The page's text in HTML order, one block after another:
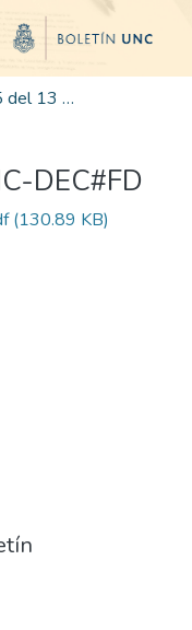
Edición 033/2025 del 13 de agosto de 2025
DEC#FD
(130.89 KB)